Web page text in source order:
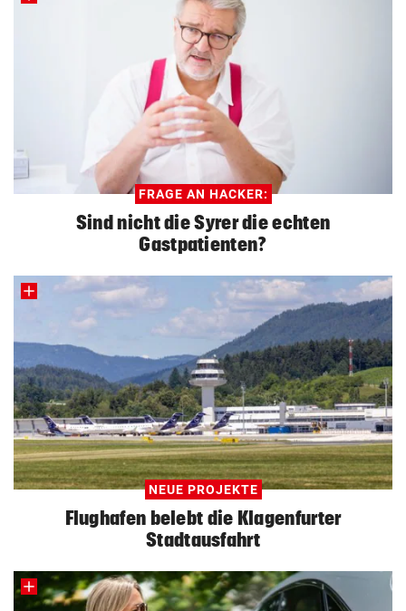
FRAGE AN HACKER:
Sind nicht die Syrer die echten
Gastpatienten?
NEUE PROJEKTE
Flughafen belebt die Klagenfurter
Stadtausfahrt